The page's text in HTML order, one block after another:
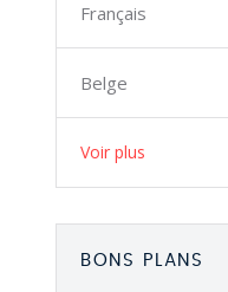
Français
Belge
Voir plus
BONS PLANS